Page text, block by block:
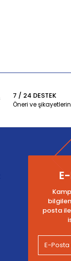
7 / 24 DESTEK
Öneri ve
posta